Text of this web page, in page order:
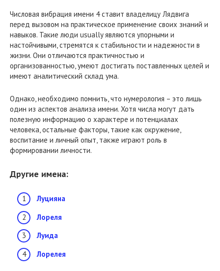
Числовая вибрация имени 4 ставит владелицу Лядвига
перед вызовом на практическое применение своих знаний и
навыков. Такие люди usually являются упорными и
настойчивыми, стремятся к стабильности и надежности в
жизни. Они отличаются практичностью и
организованностью, умеют достигать поставленных целей и
имеют аналитический склад ума.
Однако, необходимо помнить, что нумерология – это лишь
один из аспектов анализа имени. Хотя числа могут дать
полезную информацию о характере и потенциалах
человека, остальные факторы, такие как окружение,
воспитание и личный опыт, также играют роль в
формировании личности.
Другие имена:
Луцияна
Лореля
Луида
Лорелея